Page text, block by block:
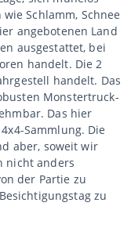
Schlamm, Schnee
angebotenen Land
ausgestattet, bei
handelt. Die 2
handelt. Das
Monstertruck-
Das hier
Sammlung. Die
aber, soweit wir
nicht anders
der Partie zu
zu